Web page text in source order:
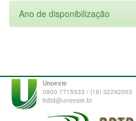
Ano de disponibilização
Unoeste
0800 7715533 / (18) 32292003
bdtd@unoeste.br